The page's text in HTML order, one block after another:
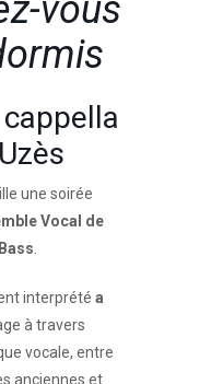
vous
une soirée
Vocal de
interprété a
à travers
vocale, entre
anciennes et